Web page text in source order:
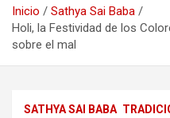
Inicio
Sathya Sai Baba
Holi, la Festividad de los
sobre el mal
SATHYA SAI BABA